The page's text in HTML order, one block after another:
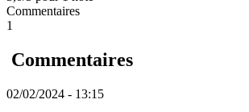
Commentaires
1
Commentaires
02/02/2024 - 13:15